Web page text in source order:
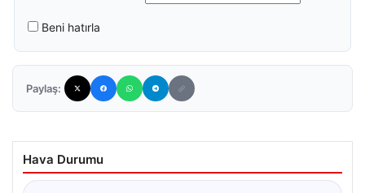
Beni hatırla
Paylaş:
Hava Durumu